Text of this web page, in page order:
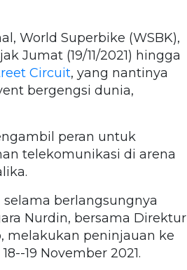
World Superbike (WSBK),
Jumat (19/11/2021) hingga
Circuit, yang nantinya
bergengsi dunia,
peran untuk
telekomunikasi di arena
berlangsungnya
Nurdin, bersama Direktur
melakukan peninjauan ke
19 November 2021.